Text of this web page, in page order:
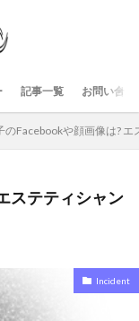
記事一覧 お問い合わ
のFacebookや顔画像は?
ステティシャン
Incident